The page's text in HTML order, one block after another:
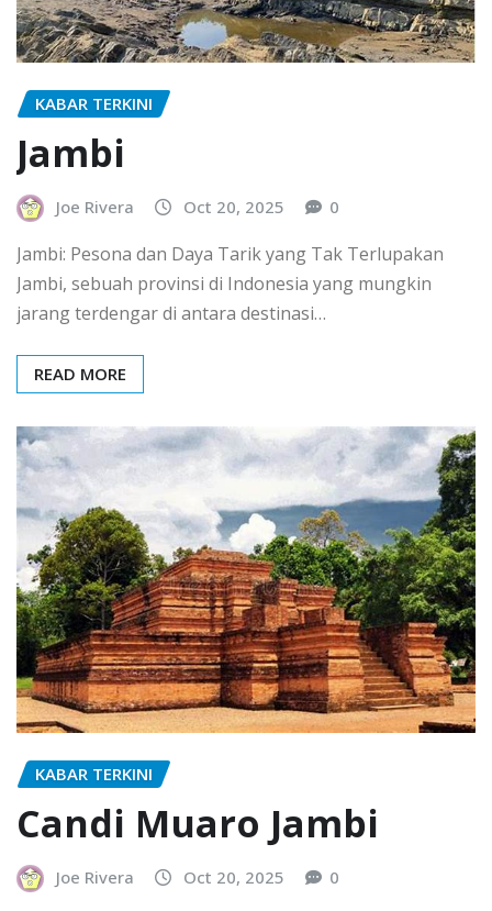
KABAR TERKINI
Jambi
Joe Rivera Oct 20, 2025 0
Jambi: Pesona dan Daya Tarik yang Tak Terlupakan
Jambi, sebuah provinsi di Indonesia yang mungkin
jarang terdengar di antara destinasi…
READ MORE
KABAR TERKINI
Candi Muaro Jambi
Joe Rivera Oct 20, 2025 0